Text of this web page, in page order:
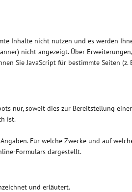
Inhalte nicht nutzen und es werden
nicht angezeigt. Über
Sie JavaScript für bestimmte Seiten (z.
nur, soweit dies zur Bereitstellung einer
ist.
Für welche Zwecke und auf
Formulars dargestellt.
und erläutert.